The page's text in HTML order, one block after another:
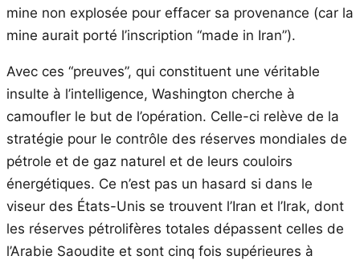
mine non explosée pour effacer sa provenance (car la
mine aurait porté l’inscription “made in Iran”).
Avec ces “preuves”, qui constituent une véritable
insulte à l’intelligence, Washington cherche à
camoufler le but de l’opération. Celle-ci relève de la
stratégie pour le contrôle des réserves mondiales de
pétrole et de gaz naturel et de leurs couloirs
énergétiques. Ce n’est pas un hasard si dans le
viseur des États-Unis se trouvent l’Iran et l’Irak, dont
les réserves pétrolifères totales dépassent celles de
l’Arabie Saoudite et sont cinq fois supérieures à